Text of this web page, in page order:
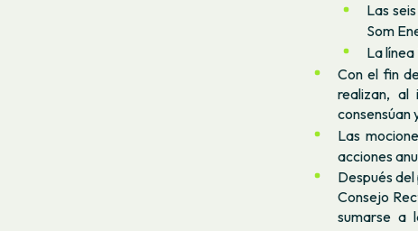
Las
Som
La
Con el fin
realizan, al
consensúan
Las
acciones
Después del
Consejo
sumarse a